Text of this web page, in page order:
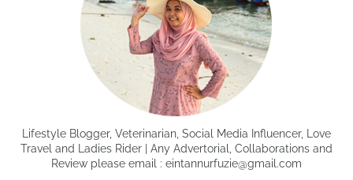
Lifestyle Blogger, Veterinarian, Social Media Influencer, Love
Travel and Ladies Rider | Any Advertorial, Collaborations and
Review please email : eintannurfuzie@gmail.com